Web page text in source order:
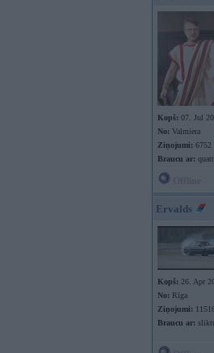
Kopš: 07. Jul
No: Valmiera
Ziņojumi: 6752
Braucu ar:
Ervalds
Kopš: 26. Apr
No: Rīga
Ziņojumi:
Braucu ar: